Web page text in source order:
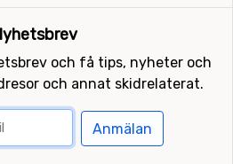
och få tips, nyheter och
och annat skidrelaterat.
Anmälan